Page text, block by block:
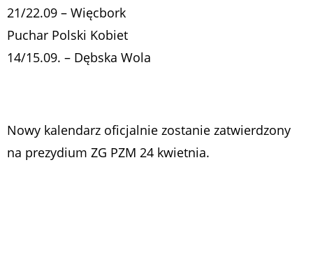
21/22.09 – Więcbork
Puchar Polski Kobiet
14/15.09. – Dębska Wola
Nowy kalendarz oficjalnie zostanie zatwierdzony
na prezydium ZG PZM 24 kwietnia.